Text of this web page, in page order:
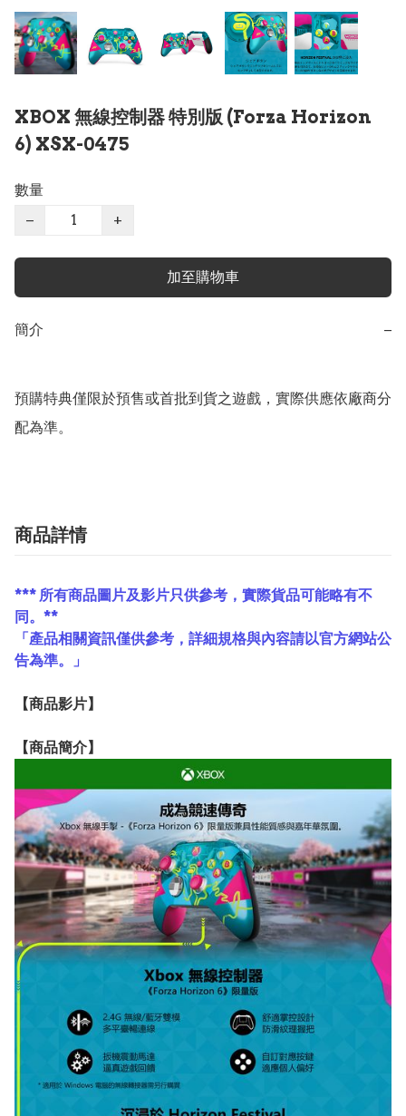
XBOX 無線控制器 特別版 (Forza Horizon
6) XSX-0475
數量
−
+
加至購物車
簡介 −
預購特典僅限於預售或首批到貨之遊戲，實際供應依廠商分
配為準。
商品詳情
*** 所有商品圖片及影片只供參考，實際貨品可能略有不
同。**
「產品相關資訊僅供參考，詳細規格與內容請以官方網站公
告為準。」
【商品影片】
【商品簡介】